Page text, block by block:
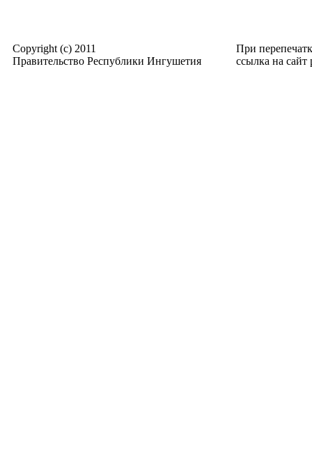
Copyright (c) 2011
Правительство Республики Ингушетия
При
ссылка на сайт